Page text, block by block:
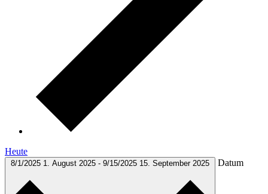
Heute
8/1/2025 1. August 2025 - 9/15/2025 15. September 2025 Datum